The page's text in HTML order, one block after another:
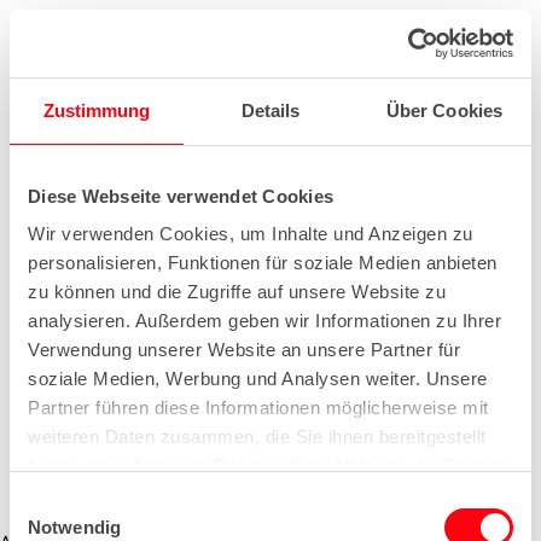
Zustimmung Details Über Cookies
Diese Webseite verwendet Cookies
Wir verwenden Cookies, um Inhalte und Anzeigen zu
personalisieren, Funktionen für soziale Medien anbieten
zu können und die Zugriffe auf unsere Website zu
analysieren. Außerdem geben wir Informationen zu Ihrer
Verwendung unserer Website an unsere Partner für
soziale Medien, Werbung und Analysen weiter. Unsere
Partner führen diese Informationen möglicherweise mit
weiteren Daten zusammen, die Sie ihnen bereitgestellt
Notwendig